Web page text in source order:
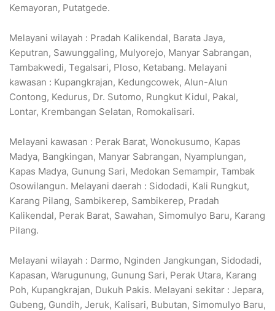
Kemayoran, Putatgede.
Melayani wilayah : Pradah Kalikendal, Barata Jaya,
Keputran, Sawunggaling, Mulyorejo, Manyar Sabrangan,
Tambakwedi, Tegalsari, Ploso, Ketabang. Melayani
kawasan : Kupangkrajan, Kedungcowek, Alun-Alun
Contong, Kedurus, Dr. Sutomo, Rungkut Kidul, Pakal,
Lontar, Krembangan Selatan, Romokalisari.
Melayani kawasan : Perak Barat, Wonokusumo, Kapas
Madya, Bangkingan, Manyar Sabrangan, Nyamplungan,
Kapas Madya, Gunung Sari, Medokan Semampir, Tambak
Osowilangun. Melayani daerah : Sidodadi, Kali Rungkut,
Karang Pilang, Sambikerep, Sambikerep, Pradah
Kalikendal, Perak Barat, Sawahan, Simomulyo Baru, Karang
Pilang.
Melayani wilayah : Darmo, Nginden Jangkungan, Sidodadi,
Kapasan, Warugunung, Gunung Sari, Perak Utara, Karang
Poh, Kupangkrajan, Dukuh Pakis. Melayani sekitar : Jepara,
Gubeng, Gundih, Jeruk, Kalisari, Bubutan, Simomulyo Baru,